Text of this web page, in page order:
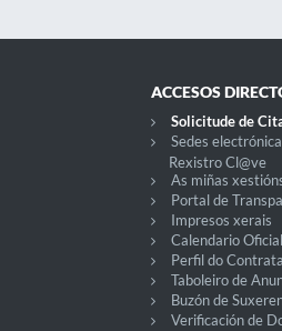
ACCESOS
Solicitude de
Sedes
Rexistro Cl@ve
As miñas
Portal de
Impresos xerais
Calendario Oficial
Perfil do
Taboleiro de
Buzón de
Verificación de